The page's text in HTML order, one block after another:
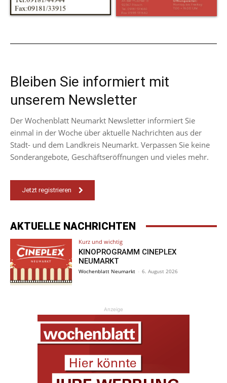
Bleiben Sie informiert mit
unserem Newsletter
Der Wochenblatt Neumarkt Newsletter informiert Sie
einmal in der Woche über aktuelle Nachrichten aus der
Stadt- und dem Landkreis Neumarkt. Verpassen Sie keine
Sonderangebote, Geschäftseröffnungen und vieles mehr.
Jetzt registrieren
AKTUELLE NACHRICHTEN
Kurz und wichtig
KINOPROGRAMM CINEPLEX
NEUMARKT
Wochenblatt Neumarkt - 6. August 2026
Anzeige